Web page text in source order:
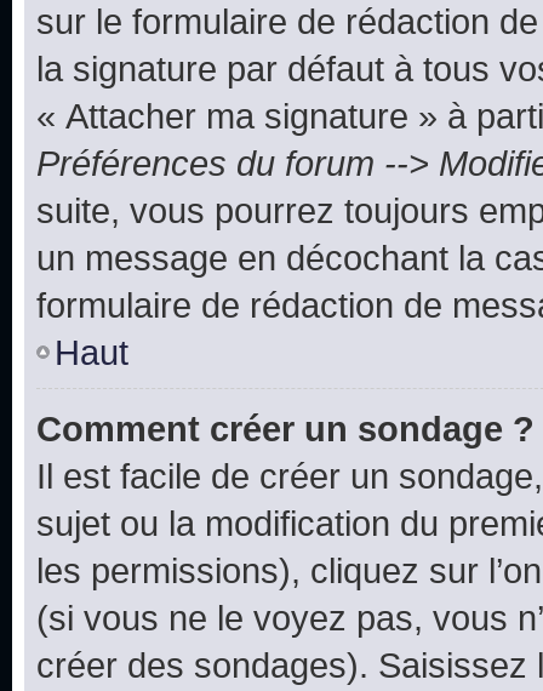
sur le formulaire de rédaction
la signature par défaut à tous
« Attacher ma signature » à
Préférences du forum -->
suite, vous pourrez toujours
un message en décochant la
formulaire de rédaction de
Haut
Comment créer un sondage ?
Il est facile de créer un
sujet ou la modification du
les permissions), cliquez sur
(si vous ne le voyez pas, vous
créer des sondages).